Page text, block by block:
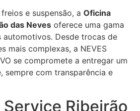
e suspensão, a Oficina
das Neves oferece uma gama
Desde trocas de
mais complexas, a NEVES
se compromete a entregar um
sempre com transparência e
Service Ribeirão